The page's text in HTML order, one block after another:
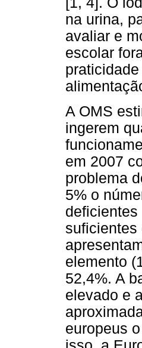
na urina,
avaliar e
escolar
A OMS
ingerem
em 2007
problema
5% o
elemento
52,4%. A
elevado e
europeus